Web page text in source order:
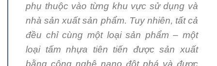
phụ thuộc vào từng khu vực sử dụng và
nhà sản xuất sản phẩm. Tuy nhiên, tất cả
đều chỉ cùng một loại sản phẩm – một
loại tấm nhựa tiên tiến được sản xuất
bằng công nghệ nano đột phá và được